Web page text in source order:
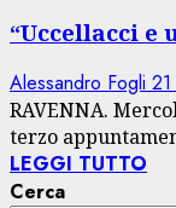
“Uccellacci e
Alessandro Fogli
RAVENNA.
terzo
LEGGI TUTTO
Cerca